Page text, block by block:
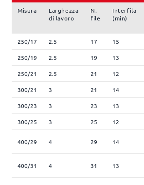
Misura
Larghezza
di lavoro
N.
file
Interfila
(min)
250/17
2.5 17 15
250/19 2.5 19 13
250/21 2.5 21 12
300/21 3 21 14
300/23 3 23 13
300/25 3 25 12
400/29 4 29 14
400/31 4 31 13